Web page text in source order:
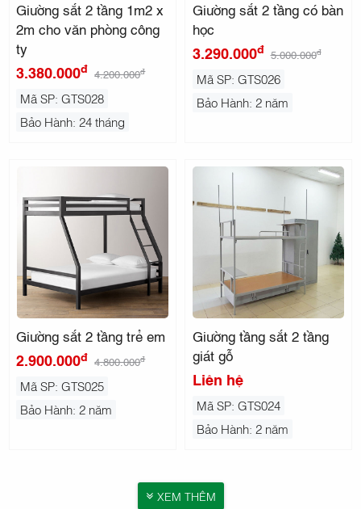
Giường sắt 2 tầng 1m2 x
2m cho văn phòng công
ty
3.380.000đ 4.200.000đ
Mã SP: GTS028
Bảo Hành: 24 tháng
Giường sắt 2 tầng có bàn
học
3.290.000đ 5.000.000đ
Mã SP: GTS026
Bảo Hành: 2 năm
Giường sắt 2 tầng trẻ em
2.900.000đ 4.800.000đ
Mã SP: GTS025
Bảo Hành: 2 năm
Giường tầng sắt 2 tầng
giát gỗ
Liên hệ
Mã SP: GTS024
Bảo Hành: 2 năm
XEM THÊM